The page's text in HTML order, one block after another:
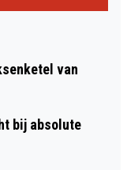
van
bij absolute